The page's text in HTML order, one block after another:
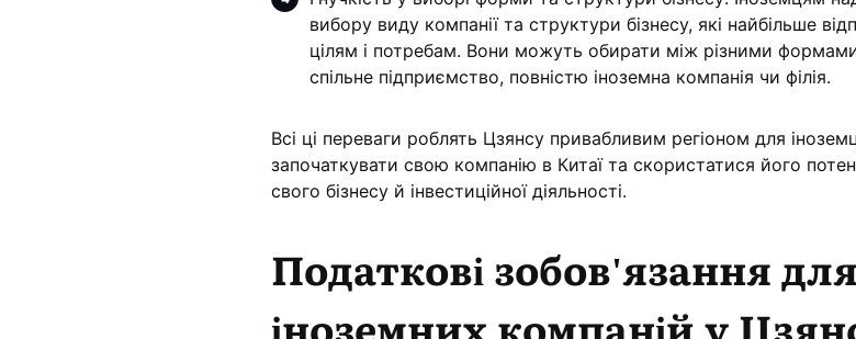
вибору виду компанії та структури бізнесу, які найбільше
цілям і потребам. Вони можуть обирати між різними
спільне підприємство, повністю іноземна компанія чи філія.
Всі ці переваги роблять Цзянсу привабливим регіоном для
започаткувати свою компанію в Китаї та скористатися його
свого бізнесу й інвестиційної діяльності.
Податкові зобов'язання для
іноземних компаній у